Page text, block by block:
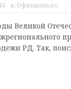
в: Официально
Великой
РД. Так,